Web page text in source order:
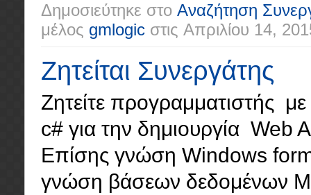
Δημοσιεύτηκε στο Αναζήτηση
μέλος gmlogic στις Απριλίου 14,
Ζητείται Συνεργάτης
Ζητείτε προγραμματιστής
c# για την δημιουργία Web
Επίσης γνώση Windows
γνώση βάσεων δεδομένων